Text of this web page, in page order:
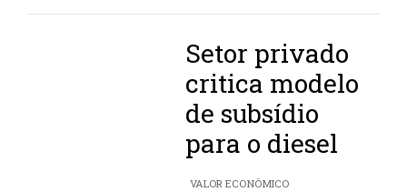
Setor privado
critica modelo
de subsídio
para o diesel
VALOR ECONÔMICO